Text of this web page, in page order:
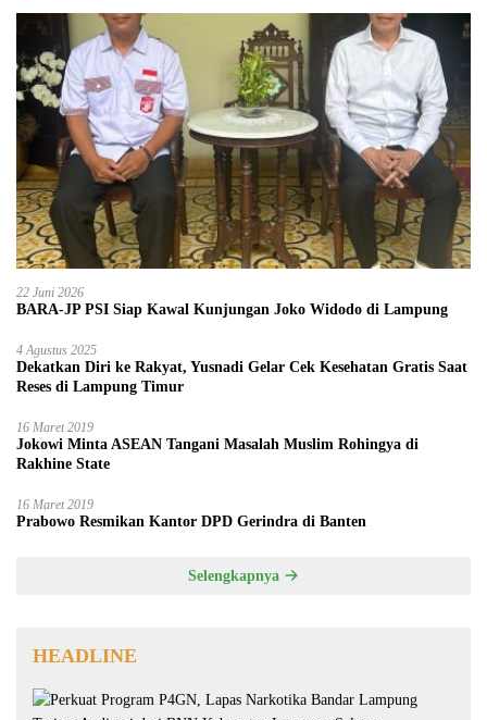
22 Juni 2026
BARA-JP PSI Siap Kawal Kunjungan Joko Widodo di Lampung
4 Agustus 2025
Dekatkan Diri ke Rakyat, Yusnadi Gelar Cek Kesehatan Gratis Saat
Reses di Lampung Timur
16 Maret 2019
Jokowi Minta ASEAN Tangani Masalah Muslim Rohingya di
Rakhine State
16 Maret 2019
Prabowo Resmikan Kantor DPD Gerindra di Banten
Selengkapnya
HEADLINE